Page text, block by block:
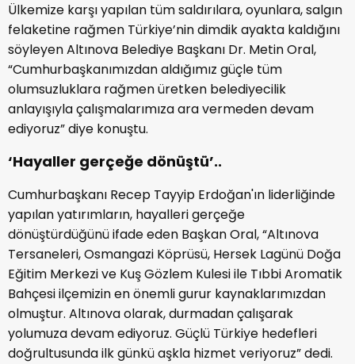
Ülkemize karşı yapılan tüm saldırılara, oyunlara, salgın
felaketine rağmen Türkiye’nin dimdik ayakta kaldığını
söyleyen Altınova Belediye Başkanı Dr. Metin Oral,
“Cumhurbaşkanımızdan aldığımız güçle tüm
olumsuzluklara rağmen üretken belediyecilik
anlayışıyla çalışmalarımıza ara vermeden devam
ediyoruz” diye konuştu.
‘Hayaller gerçeğe dönüştü’..
Cumhurbaşkanı Recep Tayyip Erdoğan'ın liderliğinde
yapılan yatırımların, hayalleri gerçeğe
dönüştürdüğünü ifade eden Başkan Oral, “Altınova
Tersaneleri, Osmangazi Köprüsü, Hersek Lagünü Doğa
Eğitim Merkezi ve Kuş Gözlem Kulesi ile Tıbbi Aromatik
Bahçesi ilçemizin en önemli gurur kaynaklarımızdan
olmuştur. Altınova olarak, durmadan çalışarak
yolumuza devam ediyoruz. Güçlü Türkiye hedefleri
doğrultusunda ilk günkü aşkla hizmet veriyoruz” dedi.